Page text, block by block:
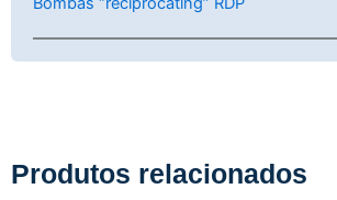
Produtos relacionados